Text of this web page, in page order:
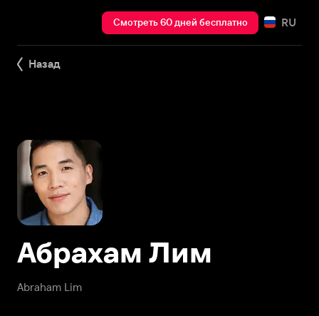
Смотреть 60 дней бесплатно RU
Назад
Abraham Lim
Абрахам Лим